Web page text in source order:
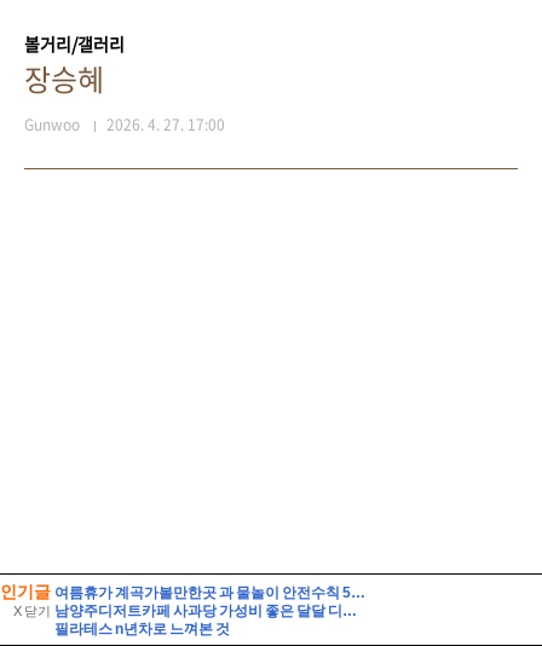
인기글
X 닫기
여름휴가 계곡가볼만한곳 과 물놀이 안전수칙 5가지
남양주디저트카페 사과당 가성비 좋은 달달 디저트
필라테스 n년차로 느껴본 것